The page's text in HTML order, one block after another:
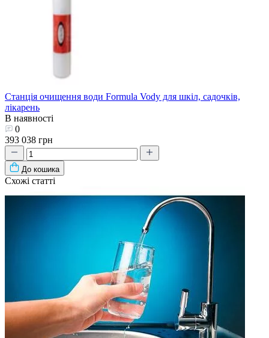
Станція очищення води Formula Vody для шкіл, садочків,
лікарень
В наявності
0
393 038 грн
До кошика
Схожі статті